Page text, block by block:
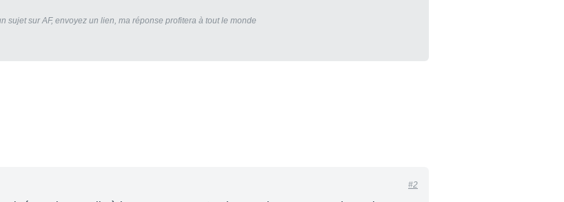
sujet sur AF, envoyez un lien, ma réponse profitera à tout le monde
#2